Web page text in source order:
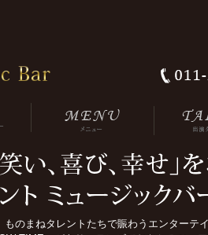
のまねタレントたちで賑わうエンターテ